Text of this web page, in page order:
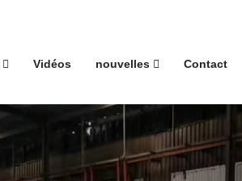
Vidéos nouvelles Contact